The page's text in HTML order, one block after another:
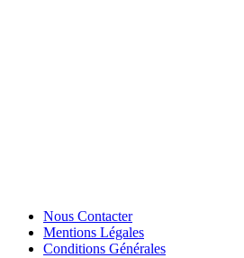
Nous Contacter
Mentions Légales
Conditions Générales